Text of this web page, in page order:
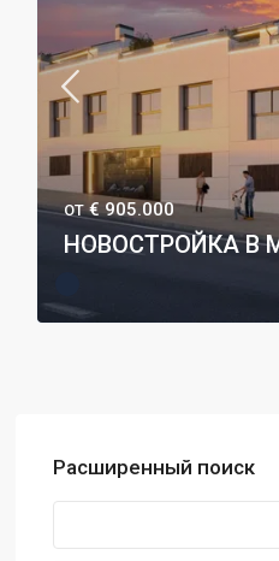
ОТ€ 905.000
НОВОСТРОЙКА В
Расширенный поиск